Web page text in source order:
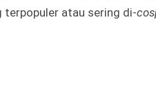
terpopuler atau sering di-